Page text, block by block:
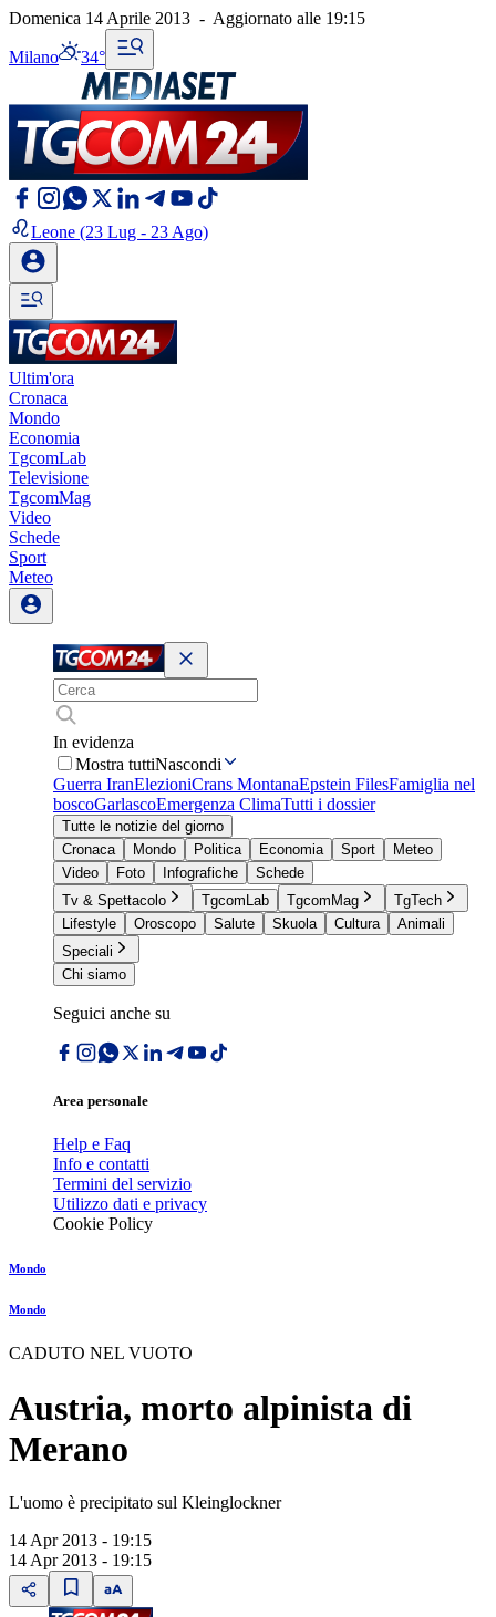
Domenica 14 Aprile 2013 - Aggiornato alle 19:15
Milano 34°
Leone (23 Lug - 23 Ago)
Ultim'ora
Cronaca
Mondo
Economia
TgcomLab
Televisione
TgcomMag
Video
Schede
Sport
Meteo
In evidenza
Mostra tuttiNascondi
Guerra IranElezioniCrans MontanaEpstein FilesFamiglia nel
boscoGarlascoEmergenza ClimaTutti i dossier
Tutte le notizie del giorno
Cronaca
Mondo Politica Economia Sport
Meteo
Video
Foto Infografiche
Schede
Tv & Spettacolo
TgcomLab TgcomMag
TgTech
Lifestyle
Oroscopo Salute Skuola Cultura
Animali
Speciali
Chi siamo
Seguici anche su
Area personale
Help e Faq
Info e contatti
Termini del servizio
Utilizzo dati e privacy
Cookie Policy
Mondo
Mondo
CADUTO NEL VUOTO
Austria, morto alpinista di
Merano
L'uomo è precipitato sul Kleinglockner
14 Apr 2013 - 19:15
14 Apr 2013 - 19:15